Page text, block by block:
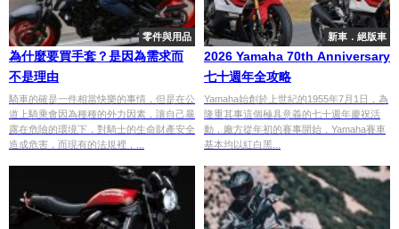
零件與用品
為什麼要買手套？是因為需求而
不是理由
騎車的確是一件相當快樂的事情，但是在公
道上騎乘會因為種種的外力因素，讓自己暴
露在危險的環境下，對騎士的生命財產安全
造成危害，而現有的法規裡，...
新車．絕版車
2026 Yamaha 70th Anniversary
七十週年全攻略
Yamaha始創於上世紀的1955年7月1日，為
隆重其事這個極具意義的七十週年慶祝活
動，廠方從年初的賽事開始，Yamaha賽車
基本均以紅白黑...